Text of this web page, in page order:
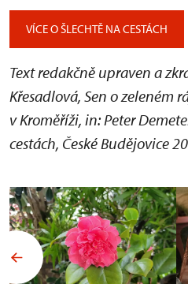
VÍCE O ŠLECHTĚ NA CESTÁCH
Text redakčně upraven a
Křesadlová, Sen o zeleném
v Kroměříži, in: Peter
cestách, České Budějovice